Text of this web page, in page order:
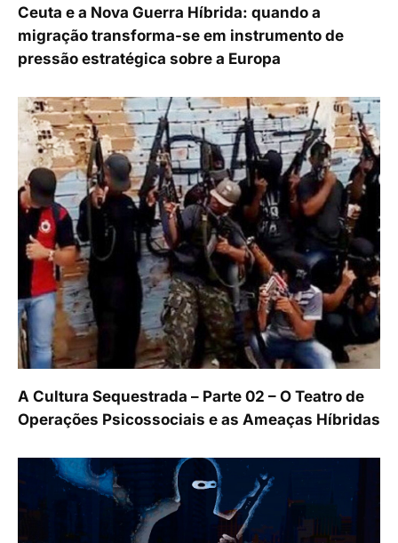
Ceuta e a Nova Guerra Híbrida: quando a
migração transforma-se em instrumento de
pressão estratégica sobre a Europa
A Cultura Sequestrada – Parte 02 – O Teatro de
Operações Psicossociais e as Ameaças Híbridas